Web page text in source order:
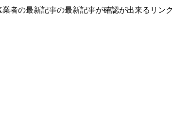
者の最新記事の最新記事が確認が出来るリン